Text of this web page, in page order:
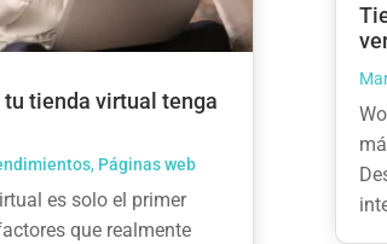
tu tienda virtual tenga
, Páginas web
es solo el primer
que realmente